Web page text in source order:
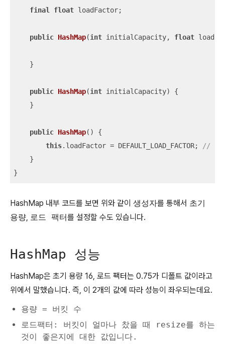
final float loadFactor;
public HashMap(int initialCapacity, float
    }
public HashMap(int initialCapacity)
{
    }
public HashMap()
{
this.loadFactor = DEFAULT_LOAD_FACTOR;
// all
    }
}
HashMap 내부 코드를 보면 위와 같이 생성자를 통해서 초기
용량, 로드 팩터를 설정할 수도 있습니다.
HashMap 성능
HashMap은 초기 용량 16, 로드 팩터는 0.75가 디폴트 값이라고
위에서 말했습니다. 즉, 이 2개의 값에 따라 성능이 좌우되는데요.
용량 = 버킷 수
로드팩터: 버킷이 얼마나 찼을 때 resize를 하는
것이 좋은지에 대한 값입니다.